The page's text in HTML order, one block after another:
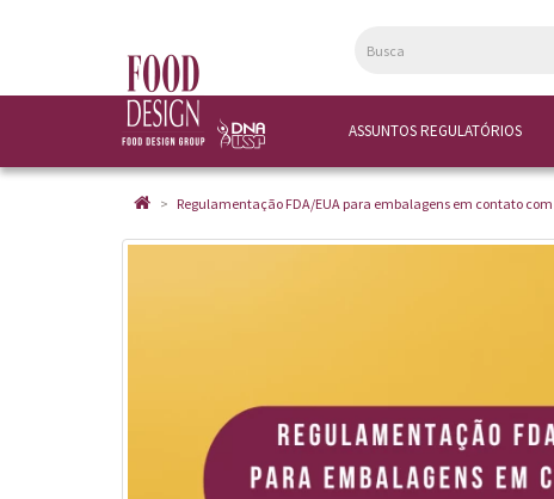
ASSUNTOS REGULATÓRIOS
Regulamentação FDA/EUA para embalagens em contato